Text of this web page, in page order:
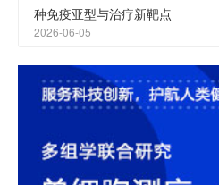
种免疫亚型与治疗新靶点
2026-06-05